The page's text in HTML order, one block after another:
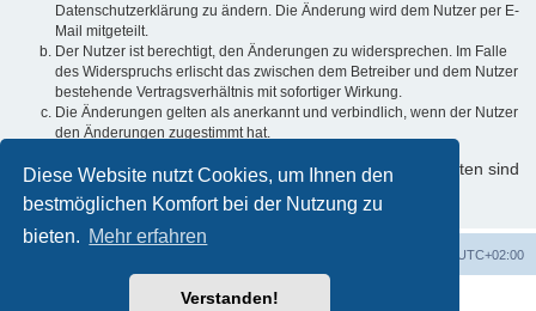
Diese Website nutzt Cookies, um Ihnen den
bestmöglichen Komfort bei der Nutzung zu
bieten. Mehr erfahren
Verstanden!
Datenschutzerklärung zu ändern. Die Änderung wird dem Nutzer per E-
Mail mitgeteilt.
Der Nutzer ist berechtigt, den Änderungen zu widersprechen. Im Falle
des Widerspruchs erlischt das zwischen dem Betreiber und dem Nutzer
bestehende Vertragsverhältnis mit sofortiger Wirkung.
Die Änderungen gelten als anerkannt und verbindlich, wenn der Nutzer
den Änderungen zugestimmt hat.
Informationen über den Umgang mit Ihren persönlichen Daten sind
in der Datenschutzerklärung enthalten.
UTC+02:00
Powered byphpBB® Forum Software © phpBB Limited